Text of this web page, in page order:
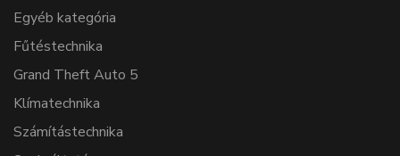
Egyéb kategória
Fűtéstechnika
Grand Theft Auto 5
Klímatechnika
Számítástechnika